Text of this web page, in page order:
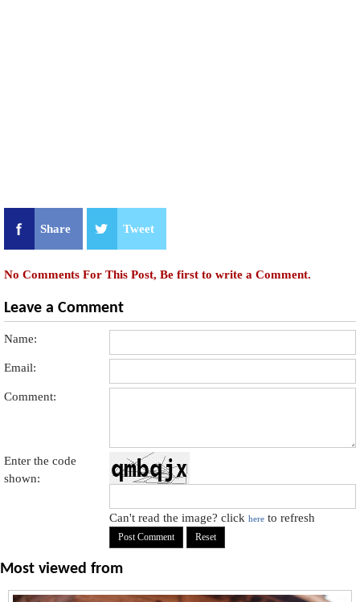
Share Tweet
No Comments For This Post, Be first to write a Comment.
Leave a Comment
Name:
Email:
Comment:
Enter the code
shown:
Can't read the image? clickhere to refresh
Most viewed from